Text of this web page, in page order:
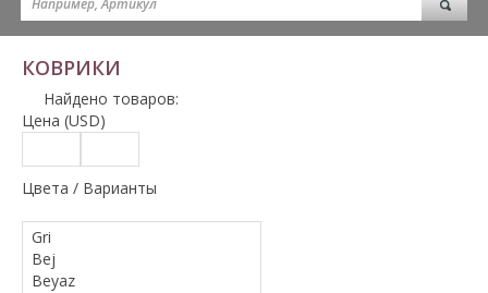
КОВРИКИ
Найдено товаров:
Цена (USD)
Цвета / Варианты